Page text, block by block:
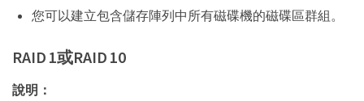
您可以建立包含儲存陣列中所有磁碟機的磁碟區群組。
RAID 1或RAID 10
說明：